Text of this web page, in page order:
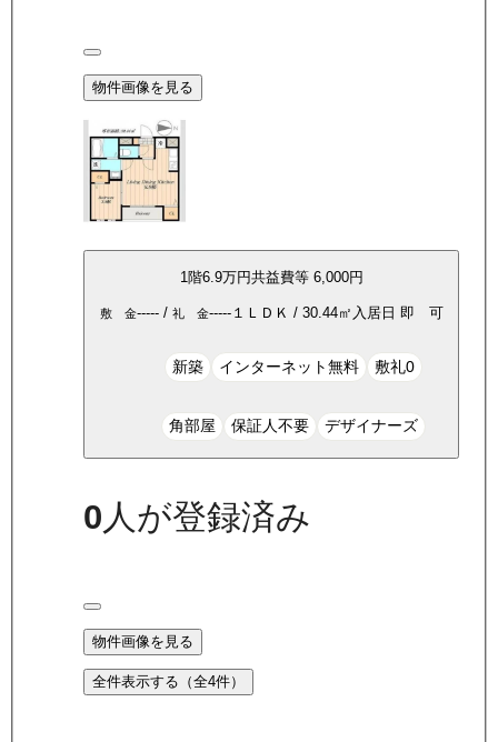
物件画像を見る
1階6.9万円共益費等 6,000円
敷 金-----/ 礼 金-----１ＬＤＫ / 30.44㎡ 入居日 即 可
新築 インターネット無料 敷礼0
角部屋 保証人不要 デザイナーズ
0 人が登録済み
物件画像を見る
全件表示する（全4件）